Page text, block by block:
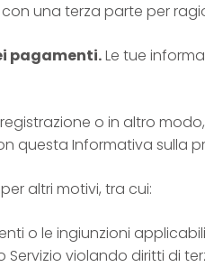
una terza parte per
pagamenti.Le tue
o in altro
questa Informativa sulla
altri motivi, tra cui:
o le ingiunzioni
violando diritti di